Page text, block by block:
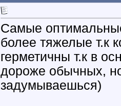
Самые
более тяжелые т.к
герметичны т.к в
дороже обычных,
задумываешься)